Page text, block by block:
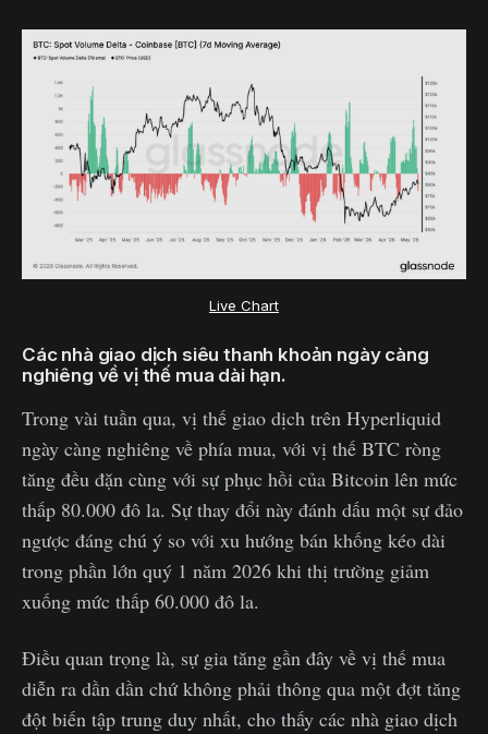
Live Chart
Các nhà giao dịch siêu thanh khoản ngày càng
nghiêng về vị thế mua dài hạn.
Trong vài tuần qua, vị thế giao dịch trên Hyperliquid
ngày càng nghiêng về phía mua, với vị thế BTC ròng
tăng đều đặn cùng với sự phục hồi của Bitcoin lên mức
thấp 80.000 đô la. Sự thay đổi này đánh dấu một sự đảo
ngược đáng chú ý so với xu hướng bán khống kéo dài
trong phần lớn quý 1 năm 2026 khi thị trường giảm
xuống mức thấp 60.000 đô la.
Điều quan trọng là, sự gia tăng gần đây về vị thế mua
diễn ra dần dần chứ không phải thông qua một đợt tăng
đột biến tập trung duy nhất, cho thấy các nhà giao dịch